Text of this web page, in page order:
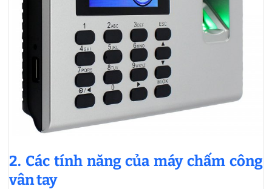
2. Các tính năng của máy chấm công
vân tay